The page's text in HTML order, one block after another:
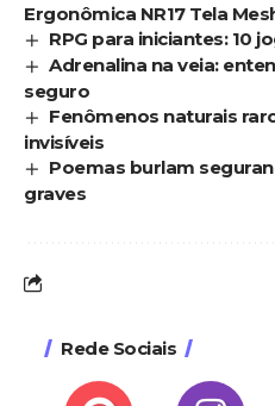
Ergonômica NR17 Tela
RPG para iniciantes: 10
Adrenalina na veia:
seguro
Fenômenos naturais
invisíveis
Poemas burlam
graves
Rede Sociais